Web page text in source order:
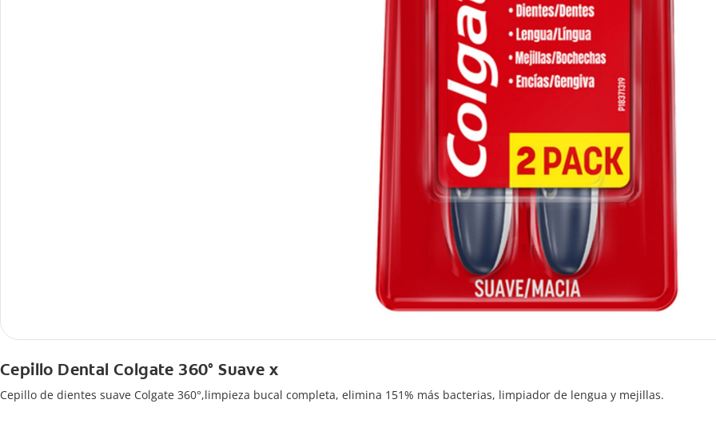
Cepillo Dental Colgate 360° Suave x
Cepillo de dientes suave Colgate 360°,limpieza bucal completa, elimina 151% más bacterias, limpiador de lengua y mejillas.